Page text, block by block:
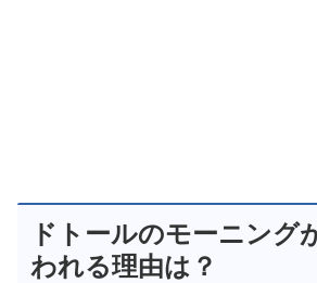
ドトールのモーニング
われる理由は？